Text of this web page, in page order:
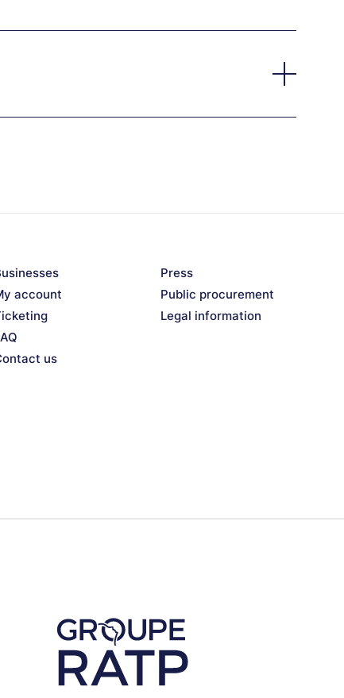
account
us
Press
Public procurement
Legal information